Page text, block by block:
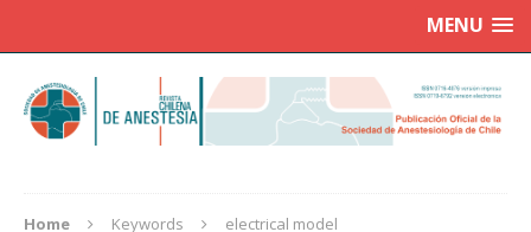
MENU
Home Keywords electrical model